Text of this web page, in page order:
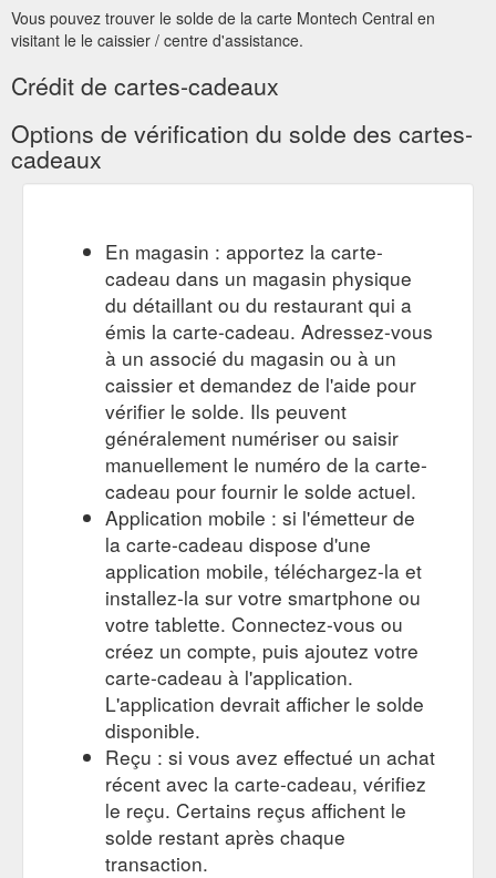
Vous pouvez trouver le solde de la carte Montech Central en
visitant le le caissier / centre d'assistance.
Crédit de cartes-cadeaux
Options de vérification du solde des cartes-
cadeaux
En magasin : apportez la carte-
cadeau dans un magasin physique
du détaillant ou du restaurant qui a
émis la carte-cadeau. Adressez-vous
à un associé du magasin ou à un
caissier et demandez de l'aide pour
vérifier le solde. Ils peuvent
généralement numériser ou saisir
manuellement le numéro de la carte-
cadeau pour fournir le solde actuel.
Application mobile : si l'émetteur de
la carte-cadeau dispose d'une
application mobile, téléchargez-la et
installez-la sur votre smartphone ou
votre tablette. Connectez-vous ou
créez un compte, puis ajoutez votre
carte-cadeau à l'application.
L'application devrait afficher le solde
disponible.
Reçu : si vous avez effectué un achat
récent avec la carte-cadeau, vérifiez
le reçu. Certains reçus affichent le
solde restant après chaque
transaction.